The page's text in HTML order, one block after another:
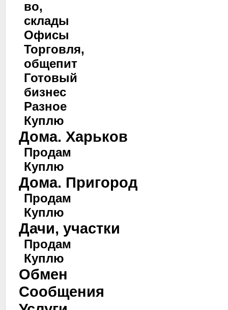
во,
склады
Офисы
Торговля,
общепит
Готовый
бизнес
Разное
Куплю
Дома. Харьков
Продам
Куплю
Дома. Пригород
Продам
Куплю
Дачи, участки
Продам
Куплю
Обмен
Сообщения